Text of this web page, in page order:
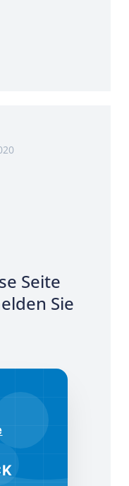
Seite
Sie